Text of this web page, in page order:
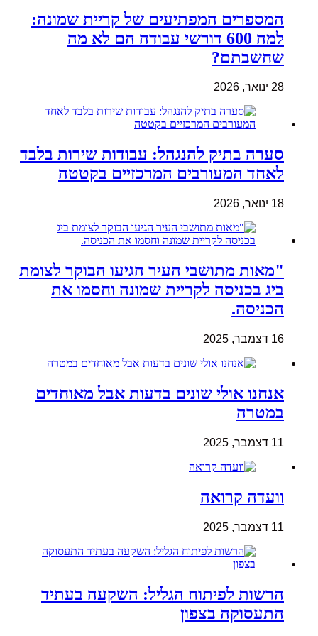
המספרים המפתיעים של קריית שמונה:
למה 600 דורשי עבודה הם לא מה
שחשבתם?
28 ינואר, 2026
סערה בתיק להנגהל: עבודות שירות בלבד
לאחד המעורבים המרכזיים בקטטה
18 ינואר, 2026
"מאות מתושבי העיר הגיעו הבוקר לצומת
ביג בכניסה לקריית שמונה וחסמו את
הכניסה.
16 דצמבר, 2025
אנחנו אולי שונים בדעות אבל מאוחדים
במטרה
11 דצמבר, 2025
וועדה קרואה
11 דצמבר, 2025
הרשות לפיתוח הגליל: השקעה בעתיד
התעסוקה בצפון